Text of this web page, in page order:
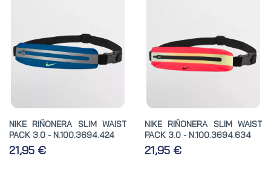
NIKE RIÑONERA SLIM WAIST
PACK 3.0 - N.100.3694.424
21,95 €
NIKE RIÑONERA SLIM WAIST
PACK 3.0 - N.100.3694.634
21,95 €